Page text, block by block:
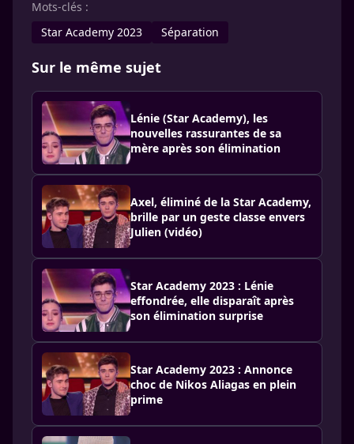
Mots-clés :
Star Academy 2023
Séparation
Sur le même sujet
Lénie (Star Academy), les
nouvelles rassurantes de sa
mère après son élimination
Axel, éliminé de la Star Academy,
brille par un geste classe envers
Julien (vidéo)
Star Academy 2023 : Lénie
effondrée, elle disparaît après
son élimination surprise
Star Academy 2023 : Annonce
choc de Nikos Aliagas en plein
prime